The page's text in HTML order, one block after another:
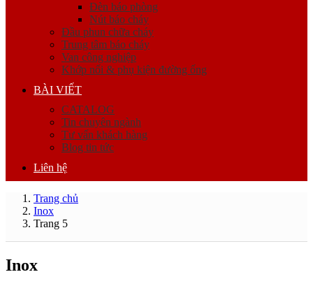
Đèn báo phòng
Nút báo cháy
Đầu phun chữa cháy
Trung tâm báo cháy
Van công nghiệp
Khớp nối & phụ kiện đường ống
BÀI VIẾT
CATALOG
Tin chuyên ngành
Tư vấn khách hàng
Blog tin tức
Liên hệ
Trang chủ
Inox
Trang 5
Inox